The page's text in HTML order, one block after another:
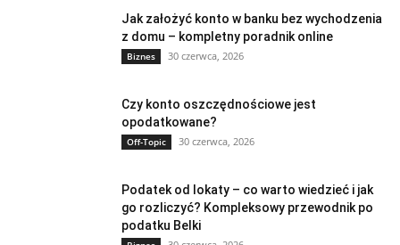
Jak założyć konto w banku bez wychodzenia
z domu – kompletny poradnik online
Biznes 30 czerwca, 2026
Czy konto oszczędnościowe jest
opodatkowane?
Off-Topic 30 czerwca, 2026
Podatek od lokaty – co warto wiedzieć i jak
go rozliczyć? Kompleksowy przewodnik po
podatku Belki